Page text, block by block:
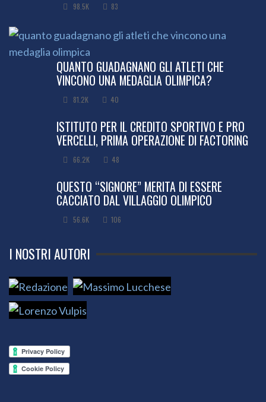
98.5K 83
QUANTO GUADAGNANO GLI ATLETI CHE
VINCONO UNA MEDAGLIA OLIMPICA?
81.2K 40
ISTITUTO PER IL CREDITO SPORTIVO E PRO
VERCELLI, PRIMA OPERAZIONE DI FACTORING
66.2K 48
QUESTO “SIGNORE” MERITA DI ESSERE
CACCIATO DAL VILLAGGIO OLIMPICO
56.6K 106
I NOSTRI AUTORI